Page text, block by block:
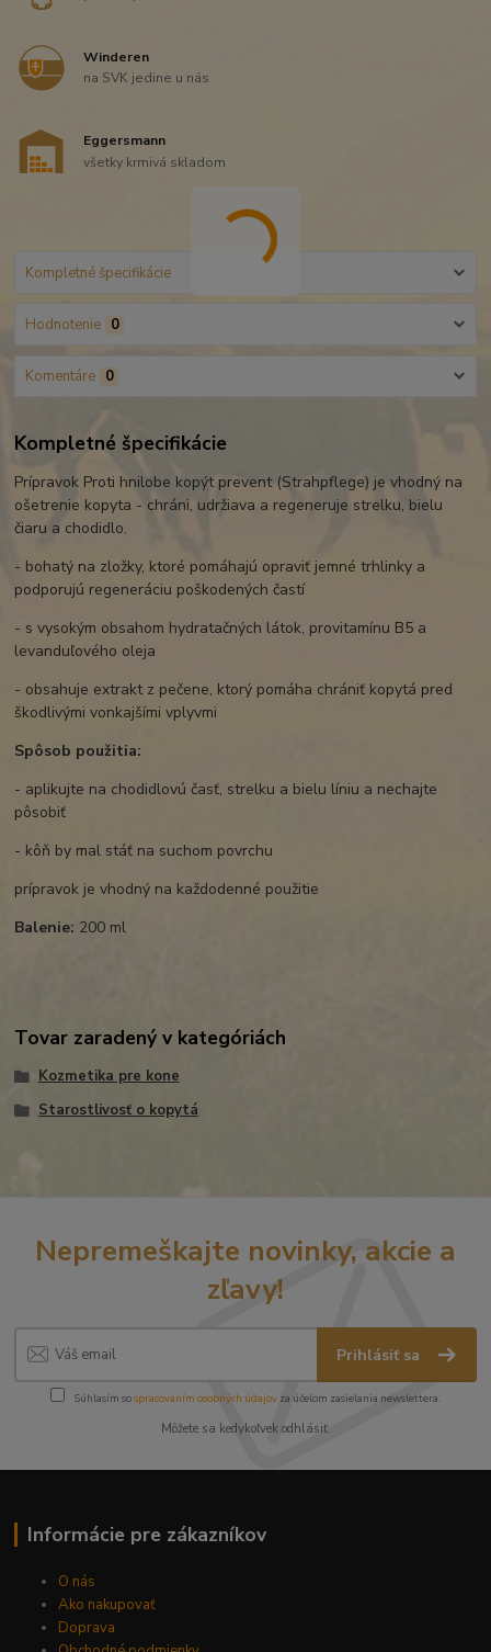
Winderen
na SVK jedine u nás
Eggersmann
všetky krmivá skladom
Kompletné špecifikácie
Hodnotenie 0
Komentáre 0
Kompletné špecifikácie
Prípravok Proti hnilobe kopýt prevent (Strahpflege) je vhodný na
ošetrenie kopyta - chráni, udržiava a regeneruje strelku, bielu
čiaru a chodidlo.
- bohatý na zložky, ktoré pomáhajú opraviť jemné trhlinky a
podporujú regeneráciu poškodených častí
- s vysokým obsahom hydratačných látok, provitamínu B5 a
levanduľového oleja
- obsahuje extrakt z pečene, ktorý pomáha chrániť kopytá pred
škodlivými vonkajšími vplyvmi
Spôsob použitia:
- aplikujte na chodidlovú časť, strelku a bielu líniu a nechajte
pôsobiť
- kôň by mal stáť na suchom povrchu
prípravok je vhodný na každodenné použitie
Balenie: 200 ml
Tovar zaradený v kategóriách
Kozmetika pre kone
Starostlivosť o kopytá
Nepremeškajte novinky, akcie a
zľavy!
Prihlásiť sa
Súhlasím sospracovaním osobných údajov za účelom zasielania newslettera.
Môžete sa kedykoľvek odhlásiť.
Informácie pre zákazníkov
O nás
Ako nakupovať
Doprava